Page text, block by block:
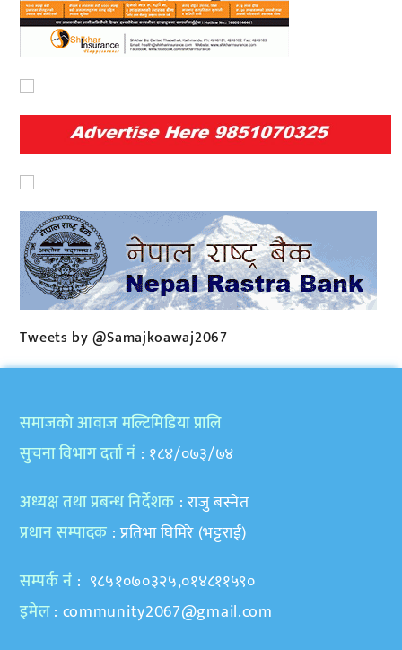
Tweets by @Samajkoawaj2067
समाजकाे आवाज मल्टिमिडिया प्रालि
सुचना विभाग दर्ता नं : १८४/०७३/७४
अध्यक्ष तथा प्रबन्ध निर्देशक : राजु बस्नेत
प्रधान सम्पादक : प्रतिभा घिमिरे (भट्टराई)
सम्पर्क नं : ९८५१०७०३२५,०१४८११५९०
इमेल: community2067@gmail.com